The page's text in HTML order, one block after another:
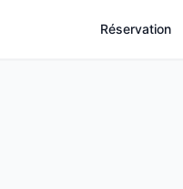
Réservation